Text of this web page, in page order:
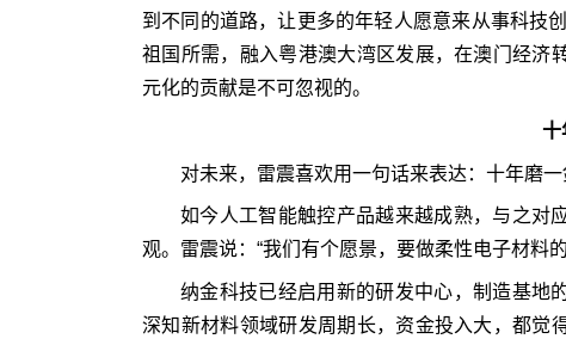
到不同的道路，让更多的年轻人愿意来从事科技
祖国所需，融入粤港澳大湾区发展，在澳门经济
元化的贡献是不可忽视的。
十
对未来，雷震喜欢用一句话来表达：十年磨一
如今人工智能触控产品越来越成熟，与之对
观。雷震说：“我们有个愿景，要做柔性电子材料
纳金科技已经启用新的研发中心，制造基地
深知新材料领域研发周期长，资金投入大，都觉